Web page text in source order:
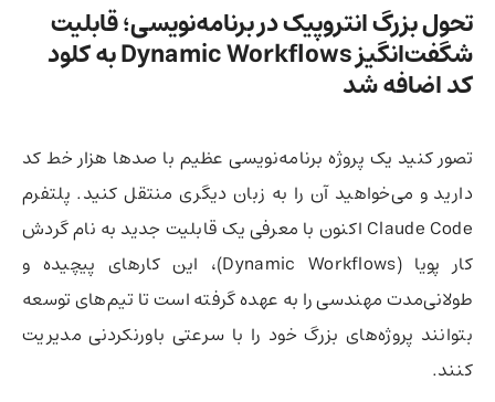
تحول بزرگ انتروپیک در برنامه‌نویسی؛ قابلیت
شگفت‌انگیز Dynamic Workflows به کلود
کد اضافه شد
تصور کنید یک پروژه برنامه‌نویسی عظیم با صدها هزار خط کد
دارید و می‌خواهید آن را به زبان دیگری منتقل کنید. پلتفرم
Claude Code اکنون با معرفی یک قابلیت جدید به نام گردش
کار پویا (Dynamic Workflows)، این کارهای پیچیده و
طولانی‌مدت مهندسی را به عهده گرفته است تا تیم‌های توسعه
بتوانند پروژه‌های بزرگ خود را با سرعتی باورنکردنی مدیریت
کنند.